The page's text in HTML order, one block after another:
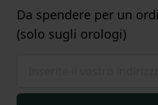
Da spendere per un
(solo sugli orologi)